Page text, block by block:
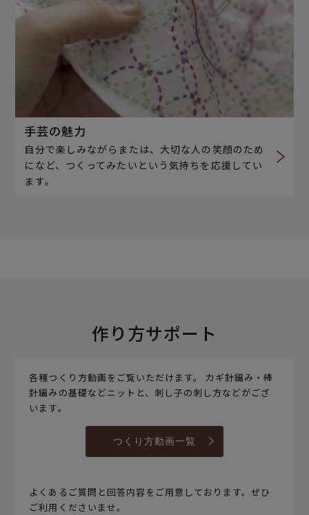
手芸の魅力
自分で楽しみながらまたは、大切な人の笑顔のため
になど、つくってみたいという気持ちを応援してい
ます。
作り方サポート
各種つくり方動画をご覧いただけます。 カギ針編み・棒
針編みの基礎などニットと、刺し子の刺し方などがござ
います。
つくり方動画一覧
よくあるご質問と回答内容をご用意しております。ぜひ
ご利用くださいませ。